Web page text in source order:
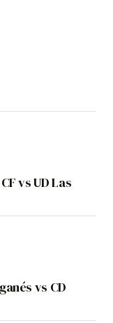
vs UD Las
vs CD